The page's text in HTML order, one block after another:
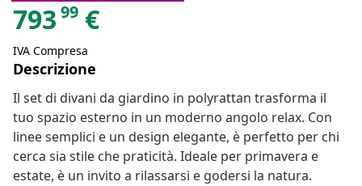
793 99 €
IVA Compresa
Descrizione
Il set di divani da giardino in polyrattan trasforma il
tuo spazio esterno in un moderno angolo relax. Con
linee semplici e un design elegante, è perfetto per chi
cerca sia stile che praticità. Ideale per primavera e
estate, è un invito a rilassarsi e godersi la natura.